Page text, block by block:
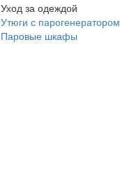
Уход за одеждой
Утюги с парогенератором
Паровые шкафы